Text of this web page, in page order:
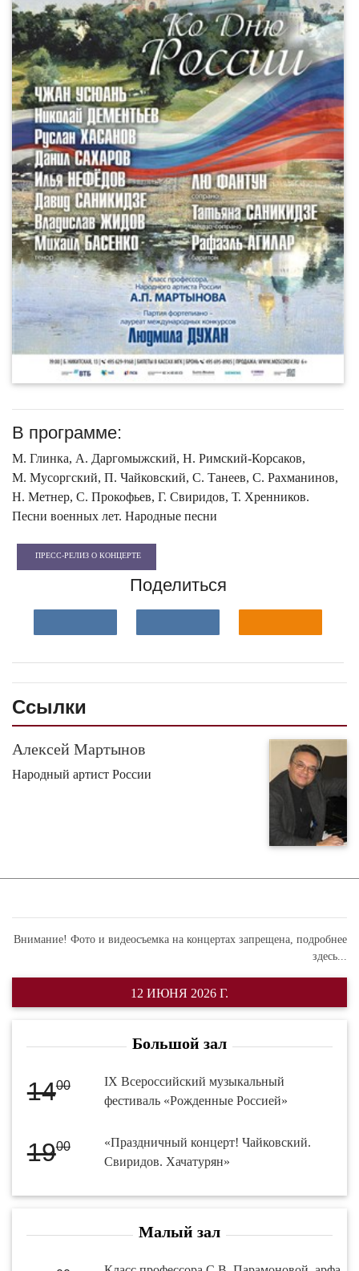
В программе:
М. Глинка, А. Даргомыжский, Н. Римский-Корсаков,
М. Мусоргский, П. Чайковский, С. Танеев, С. Рахманинов,
Н. Метнер, С. Прокофьев, Г. Свиридов, Т. Хренников.
Песни военных лет. Народные песни
ПРЕСС-РЕЛИЗ О КОНЦЕРТЕ
Поделиться
Ссылки
Алексей Мартынов
Народный артист России
Внимание! Фото и видеосъемка на концертах запрещена, подробнее
здесь...
12 ИЮНЯ 2026 Г.
Большой зал
1400
IX Всероссийский музыкальный
фестиваль «Рожденные Россией»
1900
«Праздничный концерт! Чайковский.
Свиридов. Хачатурян»
Малый зал